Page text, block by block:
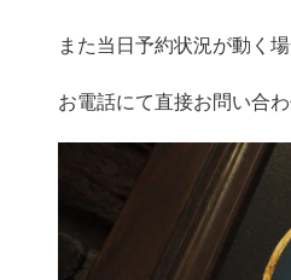
また当日予約状況が動く
お電話にて直接お問い合わ